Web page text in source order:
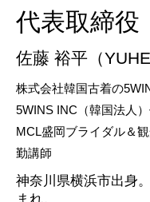
代表取締役
佐藤 裕平（
株式会社韓国古着の
5WINS INC（韓国法人
MCL盛岡ブライダル＆
勤講師
神奈川県横浜市出身